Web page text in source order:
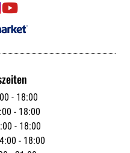

- 18:00
- 18:00
- 18:00
- 18:00